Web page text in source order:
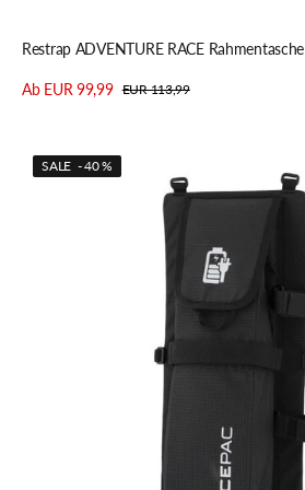
Restrap ADVENTURE RACE Rahmentasche
Verkaufspreis
Ab EUR 99,99
Regulärer
EUR 113,99
Acepac
BATTERY
SALE - 40 %